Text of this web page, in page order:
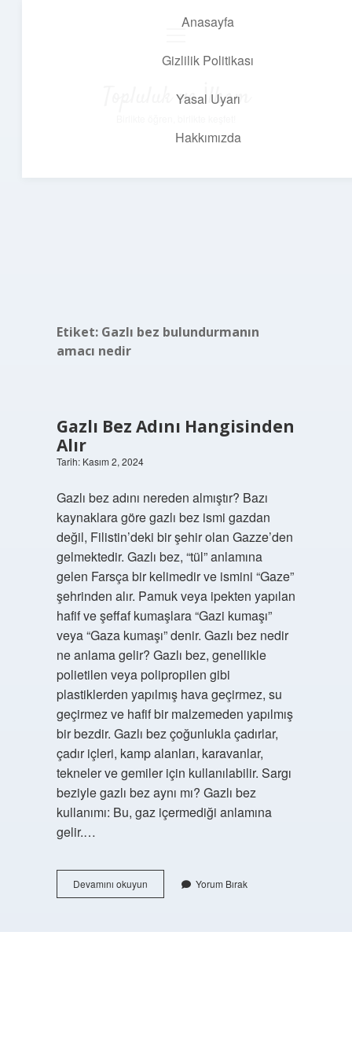
Anasayfa
Gizlilik Politikası
Yasal Uyarı
Hakkımızda
Topluluk ve İlham
Etiket: Gazlı bez bulundurmanın
amacı nedir
Gazlı Bez Adını Hangisinden
Alır
Tarih: Kasım 2, 2024
Gazlı bez adını nereden almıştır? Bazı
kaynaklara göre gazlı bez ismi gazdan
değil, Filistin’deki bir şehir olan Gazze’den
gelmektedir. Gazlı bez, “tül” anlamına
gelen Farsça bir kelimedir ve ismini “Gaze”
şehrinden alır. Pamuk veya ipekten yapılan
hafif ve şeffaf kumaşlara “Gazi kumaşı”
veya “Gaza kumaşı” denir. Gazlı bez nedir
ne anlama gelir? Gazlı bez, genellikle
polietilen veya polipropilen gibi
plastiklerden yapılmış hava geçirmez, su
geçirmez ve hafif bir malzemeden yapılmış
bir bezdir. Gazlı bez çoğunlukla çadırlar,
çadır içleri, kamp alanları, karavanlar,
tekneler ve gemiler için kullanılabilir. Sargı
beziyle gazlı bez aynı mı? Gazlı bez
kullanımı: Bu, gaz içermediği anlamına
gelir.…
Devamını okuyunGazlı
Bez
Yorum Bırak